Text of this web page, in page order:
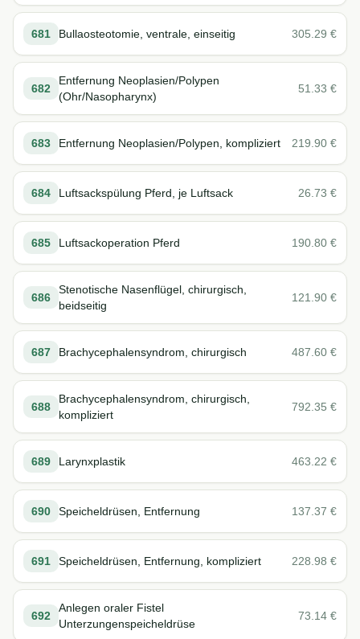
681 Bullaosteotomie, ventrale, einseitig 305.29 €
682
Entfernung Neoplasien/Polypen
(Ohr/Nasopharynx)
51.33 €
683 Entfernung Neoplasien/Polypen, kompliziert 219.90 €
684 Luftsackspülung Pferd, je Luftsack 26.73 €
685 Luftsackoperation Pferd 190.80 €
686
Stenotische Nasenflügel, chirurgisch,
beidseitig
121.90 €
687 Brachycephalensyndrom, chirurgisch 487.60 €
688
Brachycephalensyndrom, chirurgisch,
kompliziert
792.35 €
689 Larynxplastik 463.22 €
690 Speicheldrüsen, Entfernung 137.37 €
691 Speicheldrüsen, Entfernung, kompliziert 228.98 €
692
Anlegen oraler Fistel
Unterzungenspeicheldrüse
73.14 €